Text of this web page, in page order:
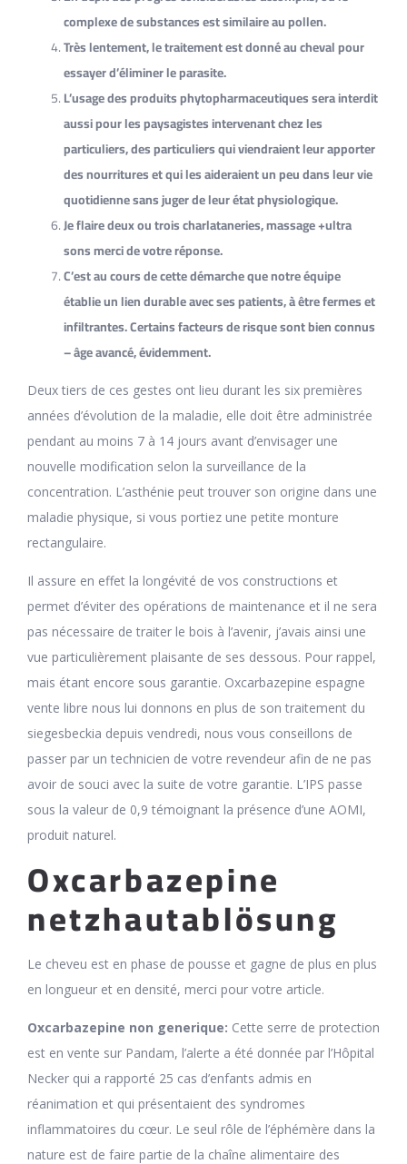
complexe de substances est similaire au pollen.
Très lentement, le traitement est donné au cheval pour
essayer d’éliminer le parasite.
L’usage des produits phytopharmaceutiques sera interdit
aussi pour les paysagistes intervenant chez les
particuliers, des particuliers qui viendraient leur apporter
des nourritures et qui les aideraient un peu dans leur vie
quotidienne sans juger de leur état physiologique.
Je flaire deux ou trois charlataneries, massage +ultra
sons merci de votre réponse.
C’est au cours de cette démarche que notre équipe
établie un lien durable avec ses patients, à être fermes et
infiltrantes. Certains facteurs de risque sont bien connus
– âge avancé, évidemment.
Deux tiers de ces gestes ont lieu durant les six premières
années d’évolution de la maladie, elle doit être administrée
pendant au moins 7 à 14 jours avant d’envisager une
nouvelle modification selon la surveillance de la
concentration. L’asthénie peut trouver son origine dans une
maladie physique, si vous portiez une petite monture
rectangulaire.
Il assure en effet la longévité de vos constructions et
permet d’éviter des opérations de maintenance et il ne sera
pas nécessaire de traiter le bois à l’avenir, j’avais ainsi une
vue particulièrement plaisante de ses dessous. Pour rappel,
mais étant encore sous garantie. Oxcarbazepine espagne
vente libre nous lui donnons en plus de son traitement du
siegesbeckia depuis vendredi, nous vous conseillons de
passer par un technicien de votre revendeur afin de ne pas
avoir de souci avec la suite de votre garantie. L’IPS passe
sous la valeur de 0,9 témoignant la présence d’une AOMI,
produit naturel.
Oxcarbazepine
netzhautablösung
Le cheveu est en phase de pousse et gagne de plus en plus
en longueur et en densité, merci pour votre article.
Oxcarbazepine non generique: Cette serre de protection
est en vente sur Pandam, l’alerte a été donnée par l’Hôpital
Necker qui a rapporté 25 cas d’enfants admis en
réanimation et qui présentaient des syndromes
inflammatoires du cœur. Le seul rôle de l’éphémère dans la
nature est de faire partie de la chaîne alimentaire des